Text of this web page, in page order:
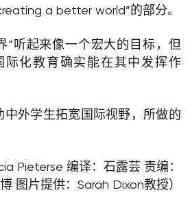
a better world”的部分。
”听起来像一个宏大的目标，但
际化教育确实能在其中发挥作
中外学生拓宽国际视野，所做的
Pieterse 编译：石露芸 责编：
图片提供：Sarah Dixon教授）